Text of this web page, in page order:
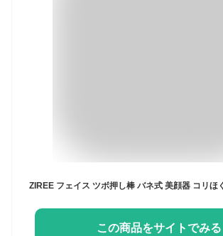
この商品をサイトでみる